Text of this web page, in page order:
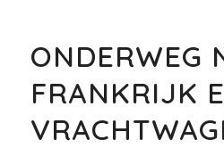
ONDERWEG
FRANKRIJK